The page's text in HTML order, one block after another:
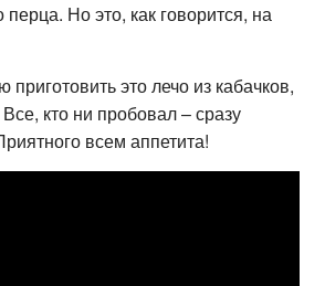
перца. Но это, как говорится, на
это лечо из кабачков,
кто ни пробовал – сразу
всем аппетита!